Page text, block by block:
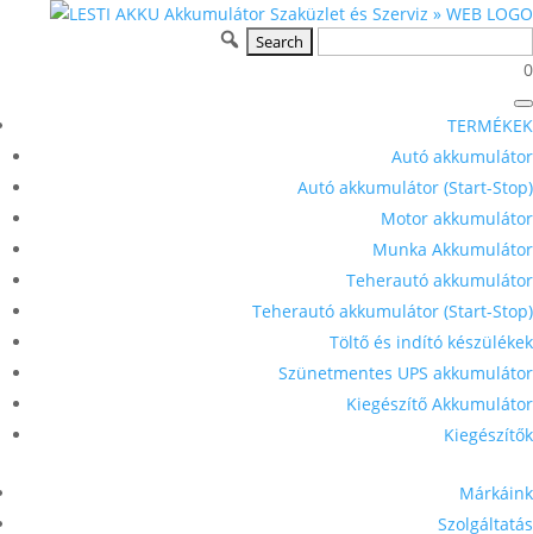
0
TERMÉKEK
Autó akkumulátor
Autó akkumulátor (Start-Stop)
Motor akkumulátor
Munka Akkumulátor
Teherautó akkumulátor
Teherautó akkumulátor (Start-Stop)
Töltő és indító készülékek
Szünetmentes UPS akkumulátor
Kiegészítő Akkumulátor
Kiegészítők
Márkáink
Szolgáltatás